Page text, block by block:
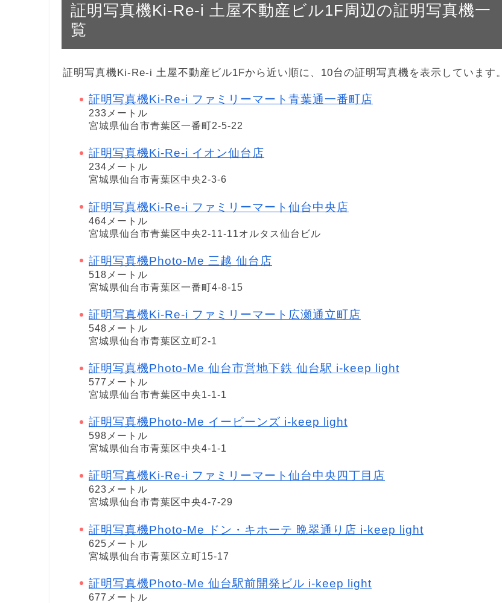
証明写真機Ki-Re-i 土屋不動産ビル1F周辺の証明写真機一
覧
証明写真機Ki-Re-i 土屋不動産ビル1Fから近い順に、10台の証明写真機を表示しています。
証明写真機Ki-Re-i ファミリーマート青葉通一番町店
233メートル
宮城県仙台市青葉区一番町2-5-22
証明写真機Ki-Re-i イオン仙台店
234メートル
宮城県仙台市青葉区中央2-3-6
証明写真機Ki-Re-i ファミリーマート仙台中央店
464メートル
宮城県仙台市青葉区中央2-11-11オルタス仙台ビル
証明写真機Photo-Me 三越 仙台店
518メートル
宮城県仙台市青葉区一番町4-8-15
証明写真機Ki-Re-i ファミリーマート広瀬通立町店
548メートル
宮城県仙台市青葉区立町2-1
証明写真機Photo-Me 仙台市営地下鉄 仙台駅 i-keep light
577メートル
宮城県仙台市青葉区中央1-1-1
証明写真機Photo-Me イービーンズ i-keep light
598メートル
宮城県仙台市青葉区中央4-1-1
証明写真機Ki-Re-i ファミリーマート仙台中央四丁目店
623メートル
宮城県仙台市青葉区中央4-7-29
証明写真機Photo-Me ドン・キホーテ 晩翠通り店 i-keep light
625メートル
宮城県仙台市青葉区立町15-17
証明写真機Photo-Me 仙台駅前開発ビル i-keep light
677メートル